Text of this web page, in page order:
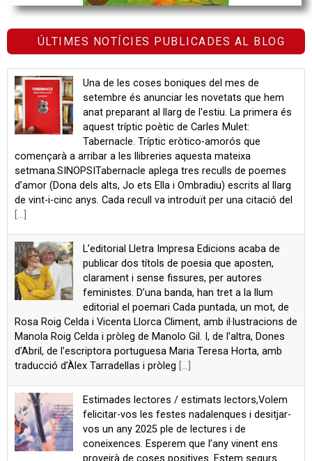
ÚLTIMES NOTÍCIES PUBLICADES AL BLOG
Una de les coses boniques del mes de
setembre és anunciar les novetats que hem
anat preparant al llarg de l'estiu. La primera és
aquest tríptic poètic de Carles Mulet:
Tabernacle. Tríptic eròtico-amorós que
començarà a arribar a les llibreries aquesta mateixa
setmana.SINOPSITabernacle aplega tres reculls de poemes
d’amor (Dona dels alts, Jo ets Ella i Ombradiu) escrits al llarg
de vint-i-cinc anys. Cada recull va introduït per una citació del
[...]
L’editorial Lletra Impresa Edicions acaba de
publicar dos títols de poesia que aposten,
clarament i sense fissures, per autores
feministes. D’una banda, han tret a la llum
editorial el poemari Cada puntada, un mot, de
Rosa Roig Celda i Vicenta Llorca Climent, amb il·lustracions de
Manola Roig Celda i pròleg de Manolo Gil. I, de l’altra, Dones
d’Abril, de l’escriptora portuguesa Maria Teresa Horta, amb
traducció d’Àlex Tarradellas i pròleg [...]
Estimades lectores / estimats lectors,Volem
felicitar-vos les festes nadalenques i desitjar-
vos un any 2025 ple de lectures i de
coneixences. Esperem que l’any vinent ens